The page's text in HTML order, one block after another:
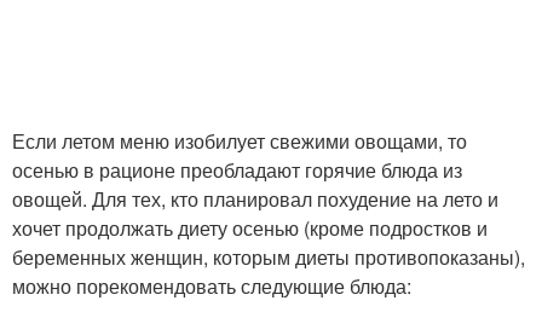
Если летом меню изобилует свежими овощами, то
осенью в рационе преобладают горячие блюда из
овощей. Для тех, кто планировал похудение на лето и
хочет продолжать диету осенью (кроме подростков и
беременных женщин, которым диеты противопоказаны),
можно порекомендовать следующие блюда: